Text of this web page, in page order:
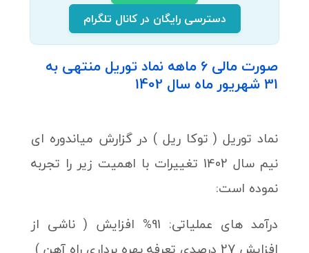
دسترسی رایگان در کانال تلگرام
صورت مالی 6 ماهه نماد توریل منتهی به
31 شهریور ماه سال 1402
نماد توریل ( توکا ریل ) در گزارش میاندوره ای
نیم سال 1402 تغییرات با اهمیت زیر را تجربه
نموده است:
درآمد های عملیاتی: 91% افزایش ( ناشی از